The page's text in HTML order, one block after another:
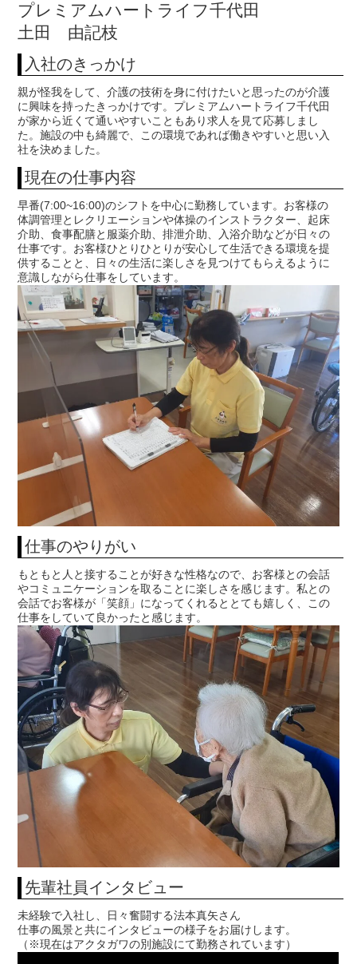
プレミアムハートライフ千代田
土田 由記枝
入社のきっかけ
親が怪我をして、介護の技術を身に付けたいと思ったのが介護
に興味を持ったきっかけです。プレミアムハートライフ千代田
が家から近くて通いやすいこともあり求人を見て応募しまし
た。施設の中も綺麗で、この環境であれば働きやすいと思い入
社を決めました。
現在の仕事内容
早番(7:00~16:00)のシフトを中心に勤務しています。お客様の
体調管理とレクリエーションや体操のインストラクター、起床
介助、食事配膳と服薬介助、排泄介助、入浴介助などが日々の
仕事です。お客様ひとりひとりが安心して生活できる環境を提
供することと、日々の生活に楽しさを見つけてもらえるように
意識しながら仕事をしています。
仕事のやりがい
もともと人と接することが好きな性格なので、お客様との会話
やコミュニケーションを取ることに楽しさを感じます。私との
会話でお客様が「笑顔」になってくれるととても嬉しく、この
仕事をしていて良かったと感じます。
先輩社員インタビュー
未経験で入社し、日々奮闘する法本真矢さん
仕事の風景と共にインタビューの様子をお届けします。
（※現在はアクタガワの別施設にて勤務されています）